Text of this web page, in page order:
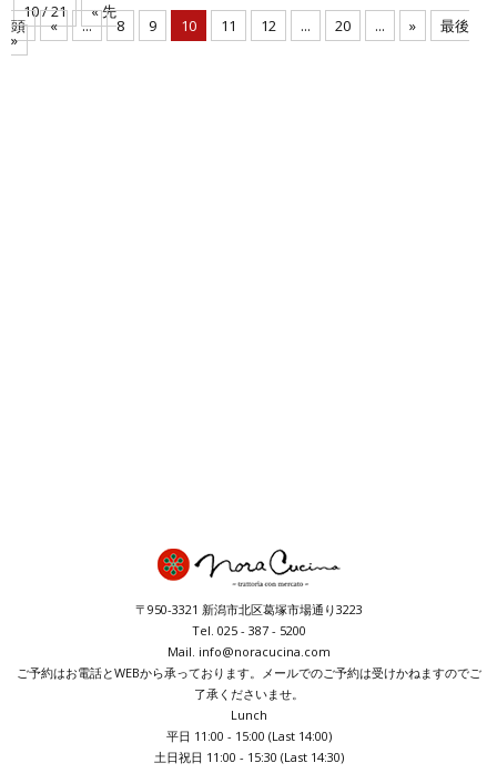
10 / 21 « 先
頭 « ... 8 9 10 11 12 ... 20 ... » 最後
»
〒950-3321 新潟市北区葛塚市場通り3223
Tel. 025 - 387 - 5200
Mail. info@noracucina.com
ご予約はお電話とWEBから承っております。メールでのご予約は受けかねますのでご
了承くださいませ。
Lunch
平日 11:00 - 15:00 (Last 14:00)
土日祝日 11:00 - 15:30 (Last 14:30)